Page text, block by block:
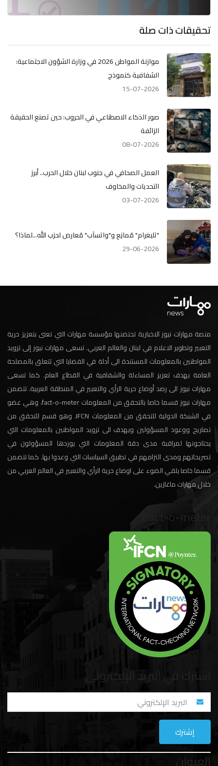
تحقيقات ذات صلة
موازنة المواطن 2026 في وزارة الشؤون الاجتماعية:
الشفافية كنموذج
15-07-2026
صور الذكاء الاصطناعي في الحروب: حين تصنع الحقيقة
الزائفة
08-07-2026
العمل الصحافي في جنوب لبنان خلال الحرب.. أبرز
التحديات والمخاوف
03-07-2026
"تليغرام" مُمانِع و"واتسآب" مُعارض لحزب الله...لماذا؟
29-06-2026
منصة مهارات نيوز الاخبارية تحتضنها مؤسسة مهارات التي تعنى بتعزيز حرية
التعبير وتطوير الاعلام في لبنان والعالم العربي. تسعى مهارات نيوز إلى تزويد
المواطنين بالمعلومات المستندة الى أدلة في القضايا التي تتعلق بالمصلحة
العامة بهدف تعزيز المساءلة والشفافية في القطاع العام. كما تسعى
مهارات نيوز الى رصد أوضاع حرية الرأي والتعبير في المنطقة العربية. تتضمن
مهارات نيوز قسما خاصا بالتحقق من المعلومات fact-o-meter، وهي عضو
في الشبكة الدولية للتحقق من المعلومات IFCN. وهو قسم للتحقق من
تصاريح ووعود المسؤولين ويهدف الى تزويد المواطنين بالمعلومات التي
يحتاجونها لمراقبة مدى دقة المعلومات التي يوردها المسؤولون في
تصريحاتهم ومدى التزامهم في تطبيق السياسات التي وعدوا بها. كما تتضمن
قسما خاصا يلقي الضوء على اوضاع حرية الرأي والتعبير في العالم العربي من
خلال مهارات ماغازين.
Fact-o-meter
اشترك في البريد الإلكتروني
العنوان